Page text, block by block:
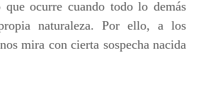
ocurre cuando todo lo demás
naturaleza. Por ello, a los
mira con cierta sospecha nacida